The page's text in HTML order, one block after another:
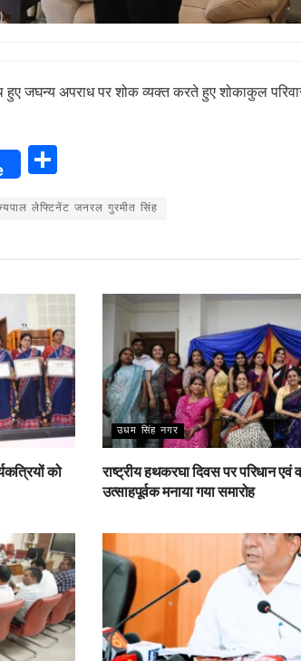
हुए जघन्य अपराध पर शोक व्यक्त करते हुए शोकाकुल
ar
लेफ्टिनेंट जनरल गुरमीत सिंह
को
उधम सिंह नगर
राष्ट्रीय हथकरघा दिवस पर परिधान एवं
उत्साहपूर्वक मनाया गया समारोह